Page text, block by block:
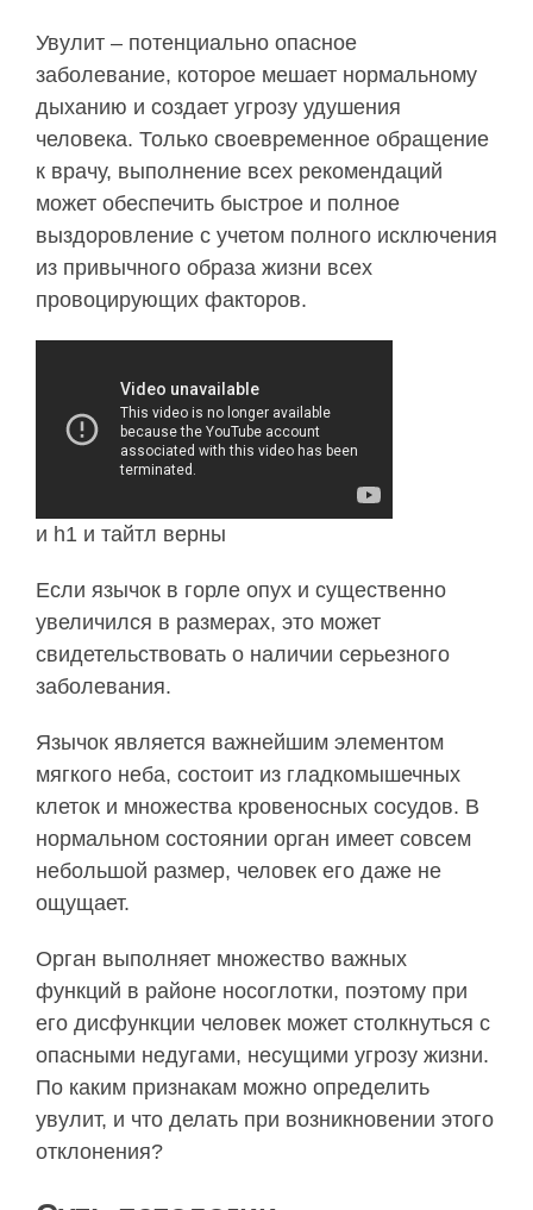
Увулит – потенциально опасное
заболевание, которое мешает нормальному
дыханию и создает угрозу удушения
человека. Только своевременное обращение
к врачу, выполнение всех рекомендаций
может обеспечить быстрое и полное
выздоровление с учетом полного исключения
из привычного образа жизни всех
провоцирующих факторов.
и h1 и тайтл верны
Если язычок в горле опух и существенно
увеличился в размерах, это может
свидетельствовать о наличии серьезного
заболевания.
Язычок является важнейшим элементом
мягкого неба, состоит из гладкомышечных
клеток и множества кровеносных сосудов. В
нормальном состоянии орган имеет совсем
небольшой размер, человек его даже не
ощущает.
Орган выполняет множество важных
функций в районе носоглотки, поэтому при
его дисфункции человек может столкнуться с
опасными недугами, несущими угрозу жизни.
По каким признакам можно определить
увулит, и что делать при возникновении этого
отклонения?